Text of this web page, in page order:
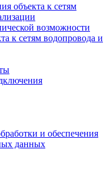
объекта к сетям
возможности
к сетям водопровода и
и обеспечения
данных